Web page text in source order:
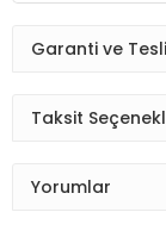
Garanti ve
Taksit
Yorumlar